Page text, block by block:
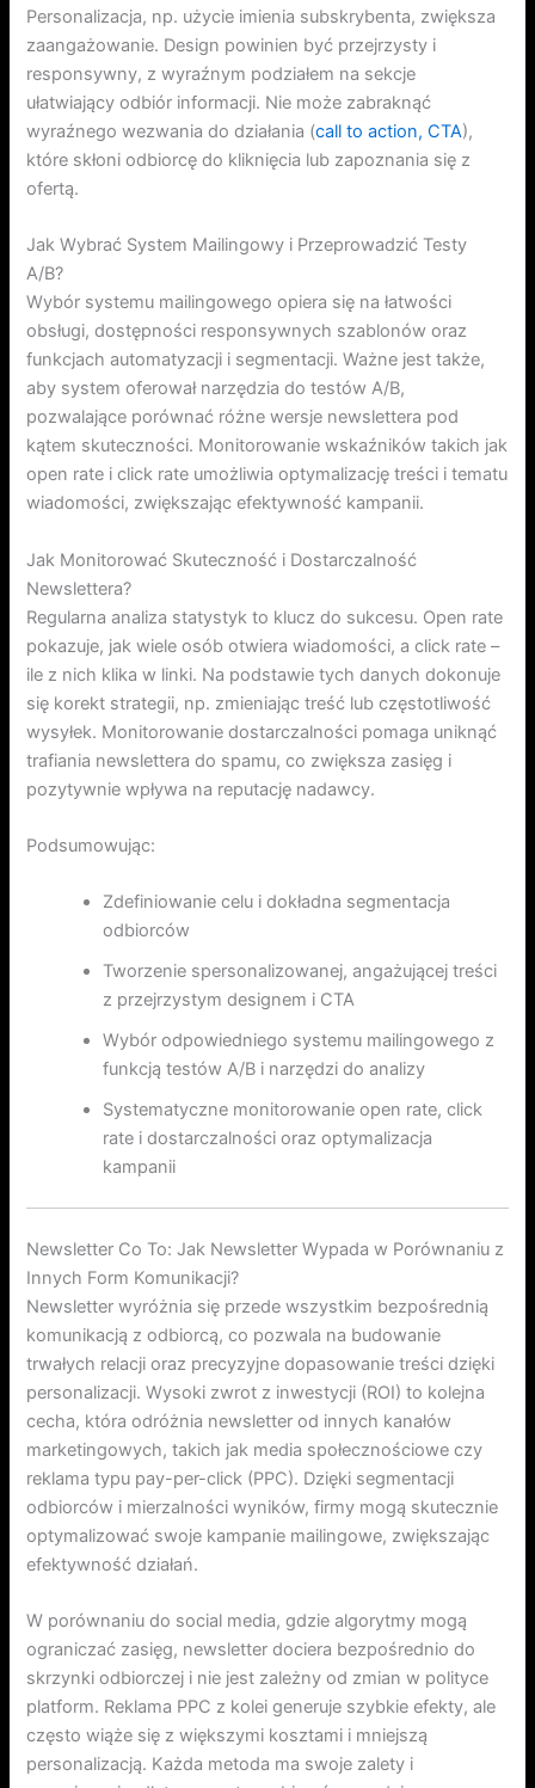
Personalizacja, np. użycie imienia subskrybenta, zwiększa
zaangażowanie. Design powinien być przejrzysty i
responsywny, z wyraźnym podziałem na sekcje
ułatwiający odbiór informacji. Nie może zabraknąć
wyraźnego wezwania do działania (call to action, CTA),
które skłoni odbiorcę do kliknięcia lub zapoznania się z
ofertą.
Jak Wybrać System Mailingowy i Przeprowadzić Testy
A/B?
Wybór systemu mailingowego opiera się na łatwości
obsługi, dostępności responsywnych szablonów oraz
funkcjach automatyzacji i segmentacji. Ważne jest także,
aby system oferował narzędzia do testów A/B,
pozwalające porównać różne wersje newslettera pod
kątem skuteczności. Monitorowanie wskaźników takich jak
open rate i click rate umożliwia optymalizację treści i tematu
wiadomości, zwiększając efektywność kampanii.
Jak Monitorować Skuteczność i Dostarczalność
Newslettera?
Regularna analiza statystyk to klucz do sukcesu. Open rate
pokazuje, jak wiele osób otwiera wiadomości, a click rate –
ile z nich klika w linki. Na podstawie tych danych dokonuje
się korekt strategii, np. zmieniając treść lub częstotliwość
wysyłek. Monitorowanie dostarczalności pomaga uniknąć
trafiania newslettera do spamu, co zwiększa zasięg i
pozytywnie wpływa na reputację nadawcy.
Podsumowując:
Zdefiniowanie celu i dokładna segmentacja
odbiorców
Tworzenie spersonalizowanej, angażującej treści
z przejrzystym designem i CTA
Wybór odpowiedniego systemu mailingowego z
funkcją testów A/B i narzędzi do analizy
Systematyczne monitorowanie open rate, click
rate i dostarczalności oraz optymalizacja
kampanii
Newsletter Co To: Jak Newsletter Wypada w Porównaniu z
Innych Form Komunikacji?
Newsletter wyróżnia się przede wszystkim bezpośrednią
komunikacją z odbiorcą, co pozwala na budowanie
trwałych relacji oraz precyzyjne dopasowanie treści dzięki
personalizacji. Wysoki zwrot z inwestycji (ROI) to kolejna
cecha, która odróżnia newsletter od innych kanałów
marketingowych, takich jak media społecznościowe czy
reklama typu pay-per-click (PPC). Dzięki segmentacji
odbiorców i mierzalności wyników, firmy mogą skutecznie
optymalizować swoje kampanie mailingowe, zwiększając
efektywność działań.
W porównaniu do social media, gdzie algorytmy mogą
ograniczać zasięg, newsletter dociera bezpośrednio do
skrzynki odbiorczej i nie jest zależny od zmian w polityce
platform. Reklama PPC z kolei generuje szybkie efekty, ale
często wiąże się z większymi kosztami i mniejszą
personalizacją. Każda metoda ma swoje zalety i